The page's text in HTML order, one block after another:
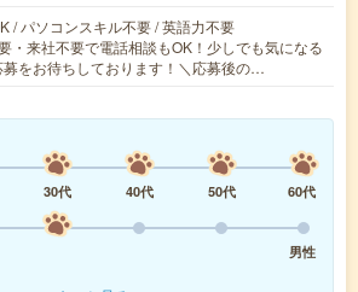
/ パソコンスキル不要 / 英語力不要
・来社不要で電話相談もOK！少しでも気になる
募をお待ちしております！＼応募後の…
30代 40代 50代
60代
男性